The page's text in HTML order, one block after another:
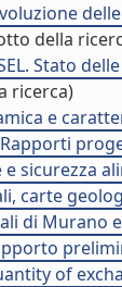
della
Stato
ricerca)
e
sicurezza
carte
di Murano
of